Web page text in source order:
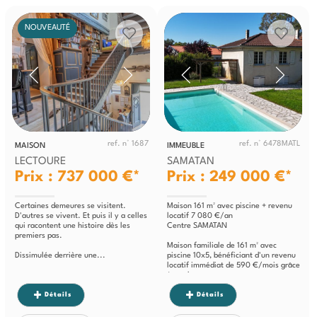
NOUVEAUTÉ
MAISON ref. n° 1687
LECTOURE
Prix : 737 000 €*
Certaines demeures se visitent.
D'autres se vivent. Et puis il y a celles
qui racontent une histoire dès les
premiers pas.
Dissimulée derrière une...
Détails
IMMEUBLE ref. n° 6478MATL
SAMATAN
Prix : 249 000 €*
Maison 161 m² avec piscine + revenu
locatif 7 080 €/an
Centre SAMATAN
Maison familiale de 161 m² avec
piscine 10x5, bénéficiant d'un revenu
locatif immédiat de 590 €/mois grâce
Détails